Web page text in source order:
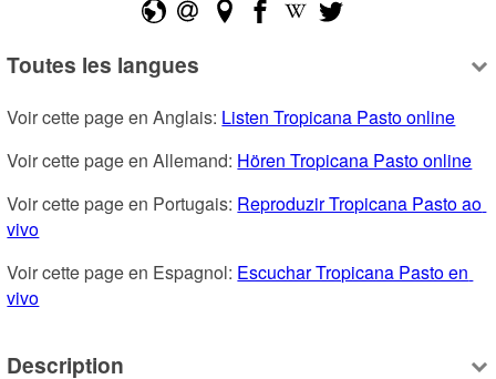
Toutes les langues
Voir cette page en Anglais: Listen Tropicana Pasto online
Voir cette page en Allemand: Hören Tropicana Pasto online
Voir cette page en Portugais: Reproduzir Tropicana Pasto ao
vivo
Voir cette page en Espagnol: Escuchar Tropicana Pasto en
vivo
Description